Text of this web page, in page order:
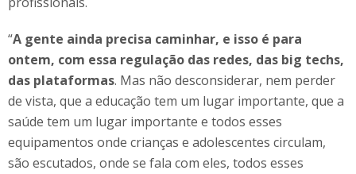
“A gente ainda precisa caminhar, e isso é para
ontem, com essa regulação das redes, das big techs,
das plataformas. Mas não desconsiderar, nem perder
de vista, que a educação tem um lugar importante, que a
saúde tem um lugar importante e todos esses
equipamentos onde crianças e adolescentes circulam,
são escutados, onde se fala com eles, todos esses